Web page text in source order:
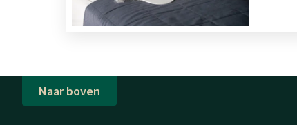
Naar boven